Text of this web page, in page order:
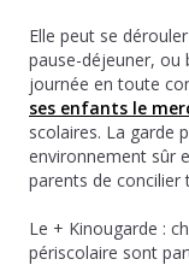
Elle peut se
pause-déjeuner, ou
journée en toute
ses enfants le
scolaires. La garde
environnement sûr
parents de concilier
Le + Kinougarde :
périscolaire sont